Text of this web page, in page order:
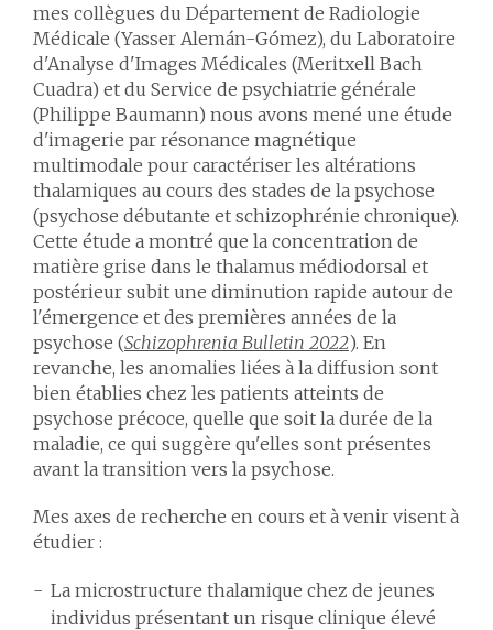
mes collègues du Département de Radiologie
Médicale (Yasser Alemán-Gómez), du Laboratoire
d'Analyse d'Images Médicales (Meritxell Bach
Cuadra) et du Service de psychiatrie générale
(Philippe Baumann) nous avons mené une étude
d'imagerie par résonance magnétique
multimodale pour caractériser les altérations
thalamiques au cours des stades de la psychose
(psychose débutante et schizophrénie chronique).
Cette étude a montré que la concentration de
matière grise dans le thalamus médiodorsal et
postérieur subit une diminution rapide autour de
l'émergence et des premières années de la
psychose (Schizophrenia Bulletin 2022). En
revanche, les anomalies liées à la diffusion sont
bien établies chez les patients atteints de
psychose précoce, quelle que soit la durée de la
maladie, ce qui suggère qu'elles sont présentes
avant la transition vers la psychose.
Mes axes de recherche en cours et à venir visent à
étudier :
La microstructure thalamique chez de jeunes
individus présentant un risque clinique élevé